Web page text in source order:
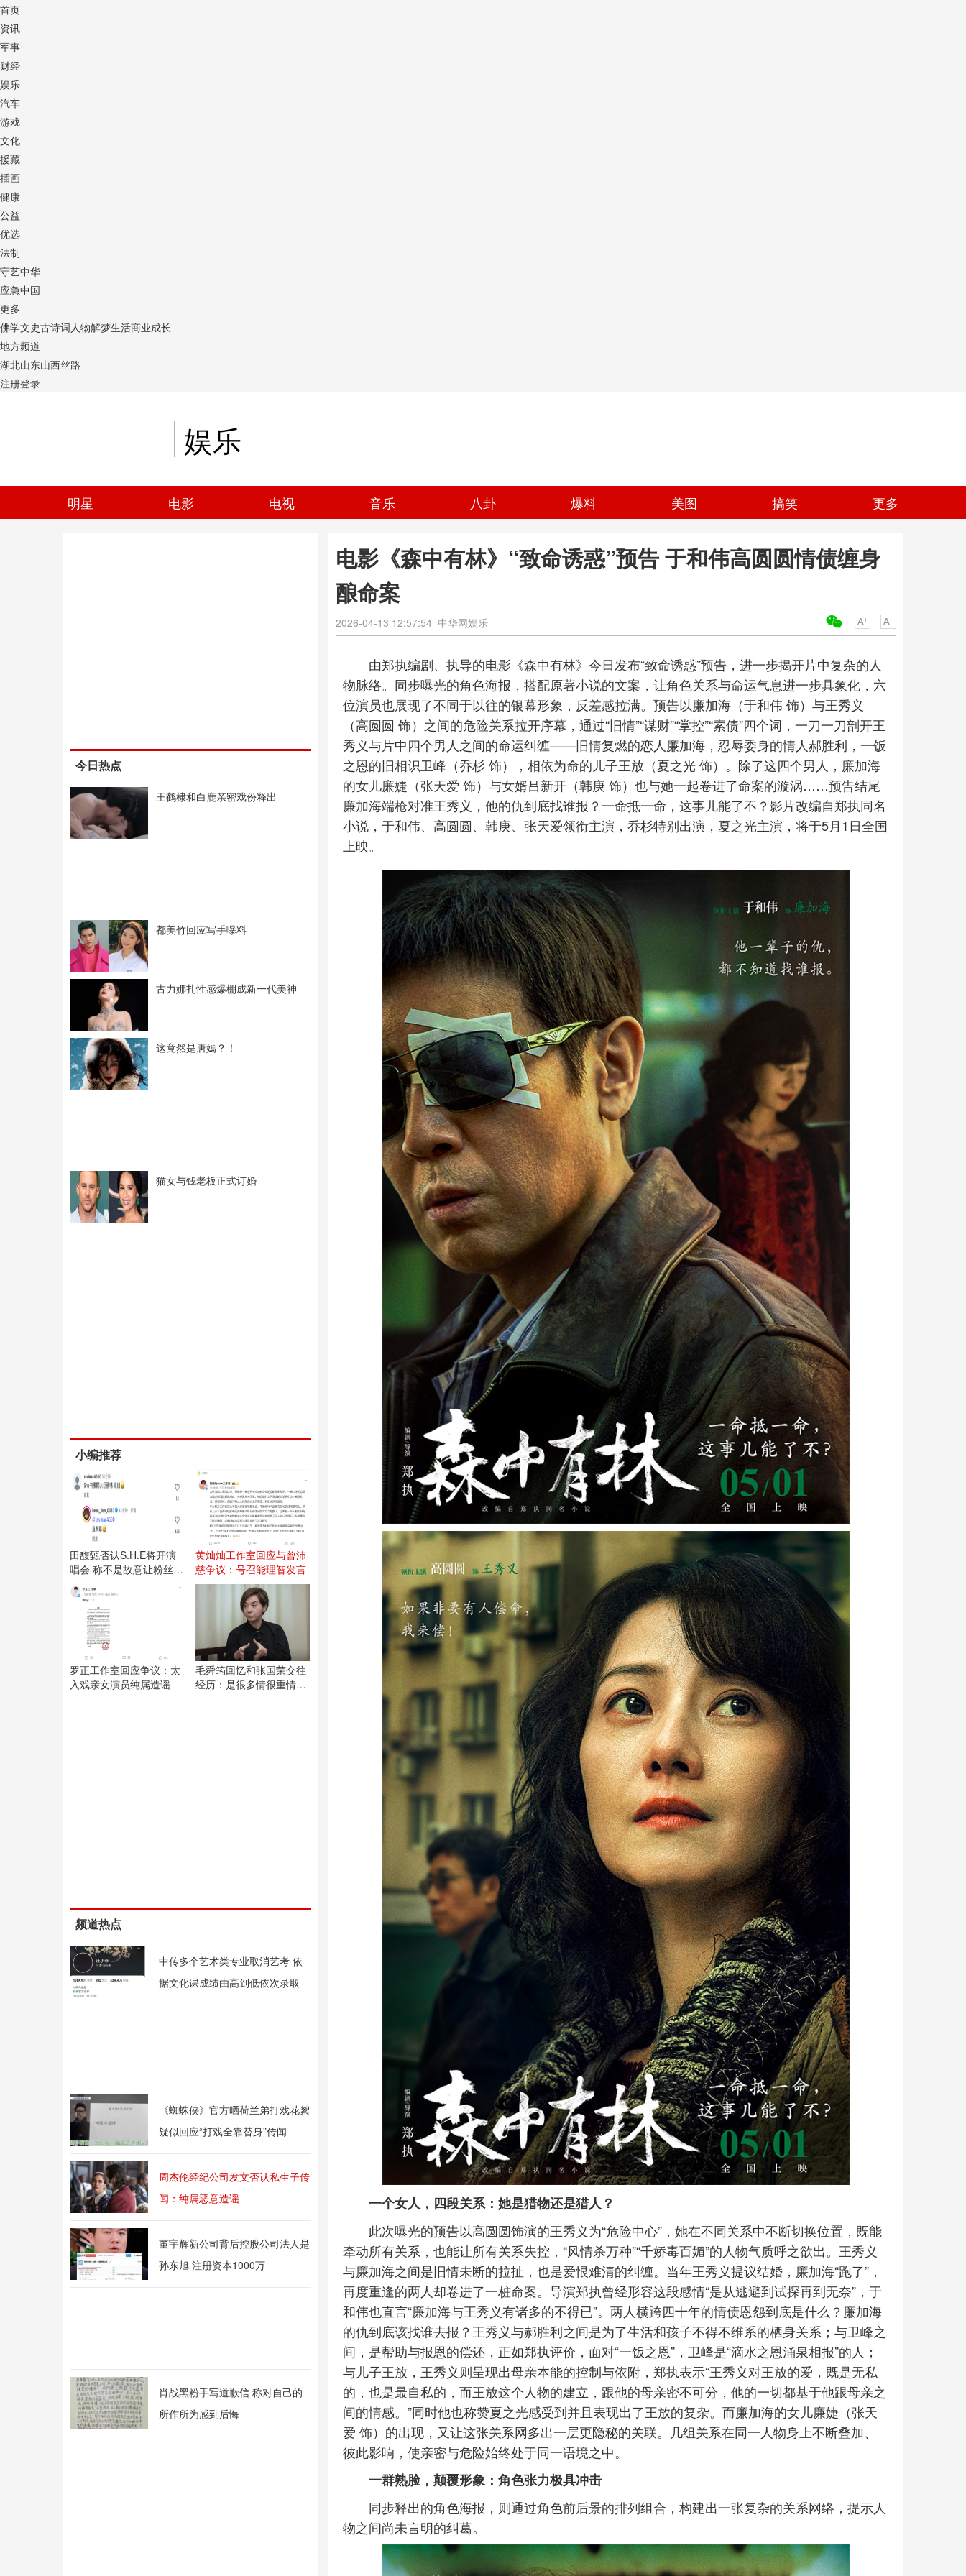
首页
资讯
军事
财经
娱乐
汽车
游戏
文化
援藏
插画
健康
公益
优选
法制
守艺中华
应急中国
更多
佛学文史古诗词人物解梦生活商业成长
地方频道
湖北山东山西丝路
注册登录
娱乐
明星 电影 电视 音乐 八卦 爆料 美图 搞笑 更多
今日热点
王鹤棣和白鹿亲密戏份释出
都美竹回应写手曝料
古力娜扎性感爆棚成新一代美神
这竟然是唐嫣？！
猫女与钱老板正式订婚
小编推荐
田馥甄否认S.H.E将开演
唱会 称不是故意让粉丝失
望
黄灿灿工作室回应与曾沛
慈争议：号召能理智发言
罗正工作室回应争议：太
入戏亲女演员纯属造谣
毛舜筠回忆和张国荣交往
经历：是很多情很重情的
频道热点
中传多个艺术类专业取消艺考 依
据文化课成绩由高到低依次录取
《蜘蛛侠》官方晒荷兰弟打戏花絮
疑似回应“打戏全靠替身”传闻
周杰伦经纪公司发文否认私生子传
闻：纯属恶意造谣
董宇辉新公司背后控股公司法人是
孙东旭 注册资本1000万
肖战黑粉手写道歉信 称对自己的
所作所为感到后悔
电影《森中有林》“致命诱惑”预告 于和伟高圆圆情债缠身
酿命案
2026-04-13 12:57:54 中华网娱乐
由郑执编剧、执导的电影《森中有林》今日发布“致命诱惑”预告，进一步揭开片中复杂的人
物脉络。同步曝光的角色海报，搭配原著小说的文案，让角色关系与命运气息进一步具象化，六
位演员也展现了不同于以往的银幕形象，反差感拉满。预告以廉加海（于和伟 饰）与王秀义
（高圆圆 饰）之间的危险关系拉开序幕，通过“旧情”“谋财”“掌控”“索债”四个词，一刀一刀剖开王
秀义与片中四个男人之间的命运纠缠——旧情复燃的恋人廉加海，忍辱委身的情人郝胜利，一饭
之恩的旧相识卫峰（乔杉 饰），相依为命的儿子王放（夏之光 饰）。除了这四个男人，廉加海
的女儿廉婕（张天爱 饰）与女婿吕新开（韩庚 饰）也与她一起卷进了命案的漩涡……预告结尾
廉加海端枪对准王秀义，他的仇到底找谁报？一命抵一命，这事儿能了不？影片改编自郑执同名
小说，于和伟、高圆圆、韩庚、张天爱领衔主演，乔杉特别出演，夏之光主演，将于5月1日全国
上映。
一个女人，四段关系：她是猎物还是猎人？
此次曝光的预告以高圆圆饰演的王秀义为“危险中心”，她在不同关系中不断切换位置，既能
牵动所有关系，也能让所有关系失控，“风情杀万种”“千娇毒百媚”的人物气质呼之欲出。王秀义
与廉加海之间是旧情未断的拉扯，也是爱恨难清的纠缠。当年王秀义提议结婚，廉加海“跑了”，
再度重逢的两人却卷进了一桩命案。导演郑执曾经形容这段感情“是从逃避到试探再到无奈”，于
和伟也直言“廉加海与王秀义有诸多的不得已”。两人横跨四十年的情债恩怨到底是什么？廉加海
的仇到底该找谁去报？王秀义与郝胜利之间是为了生活和孩子不得不维系的栖身关系；与卫峰之
间，是帮助与报恩的偿还，正如郑执评价，面对“一饭之恩”，卫峰是“滴水之恩涌泉相报”的人；
与儿子王放，王秀义则呈现出母亲本能的控制与依附，郑执表示“王秀义对王放的爱，既是无私
的，也是最自私的，而王放这个人物的建立，跟他的母亲密不可分，他的一切都基于他跟母亲之
间的情感。”同时他也称赞夏之光感受到并且表现出了王放的复杂。而廉加海的女儿廉婕（张天
爱 饰）的出现，又让这张关系网多出一层更隐秘的关联。几组关系在同一人物身上不断叠加、
彼此影响，使亲密与危险始终处于同一语境之中。
一群熟脸，颠覆形象：角色张力极具冲击
同步释出的角色海报，则通过角色前后景的排列组合，构建出一张复杂的关系网络，提示人
物之间尚未言明的纠葛。